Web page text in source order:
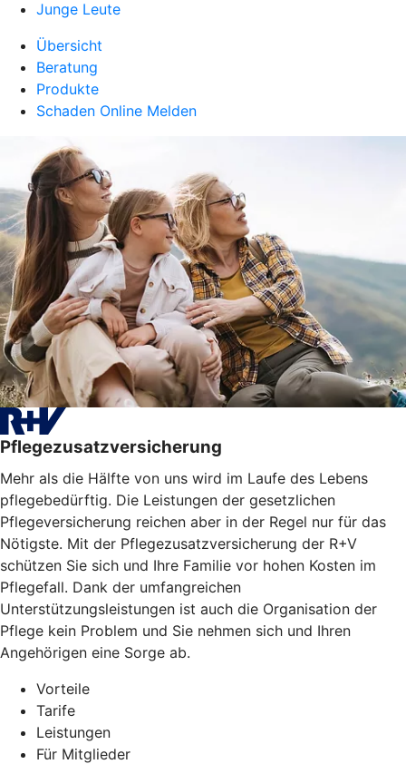
Junge Leute
Übersicht
Beratung
Produkte
Schaden Online Melden
Pflegezusatzversicherung
Mehr als die Hälfte von uns wird im Laufe des Lebens
pflegebedürftig. Die Leistungen der gesetzlichen
Pflegeversicherung reichen aber in der Regel nur für das
Nötigste. Mit der Pflegezusatzversicherung der R+V
schützen Sie sich und Ihre Familie vor hohen Kosten im
Pflegefall. Dank der umfangreichen
Unterstützungsleistungen ist auch die Organisation der
Pflege kein Problem und Sie nehmen sich und Ihren
Angehörigen eine Sorge ab.
Vorteile
Tarife
Leistungen
Für Mitglieder